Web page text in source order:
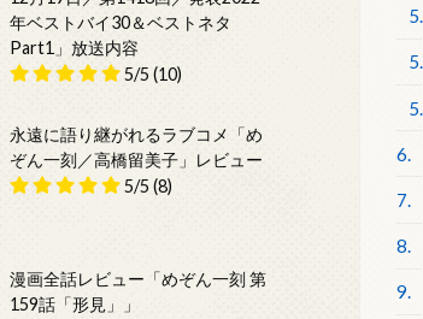
6.
7.
8.
9.
年ベストバイ30＆ベストネタ
Part1」放送内容
5/5 (10)
永遠に語り継がれるラブコメ「め
ぞん一刻／高橋留美子」レビュー
5/5 (8)
漫画全話レビュー「めぞん一刻 第
159話「形見」」